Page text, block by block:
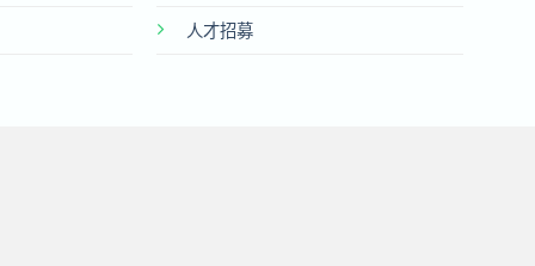
人才招募